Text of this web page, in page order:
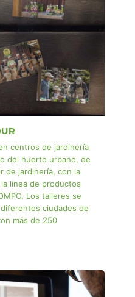
centros de jardinería
del huerto urbano, de
de jardinería, con la
línea de productos
Los talleres se
ciudades de
más de 250